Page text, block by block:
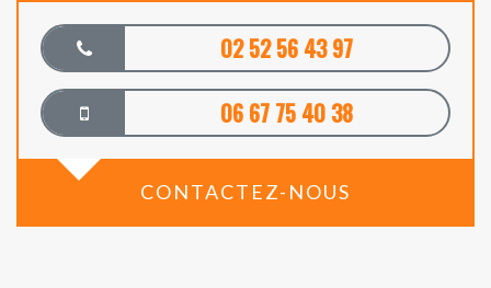
02 52 56 43 97
06 67 75 40 38
CONTACTEZ-NOUS